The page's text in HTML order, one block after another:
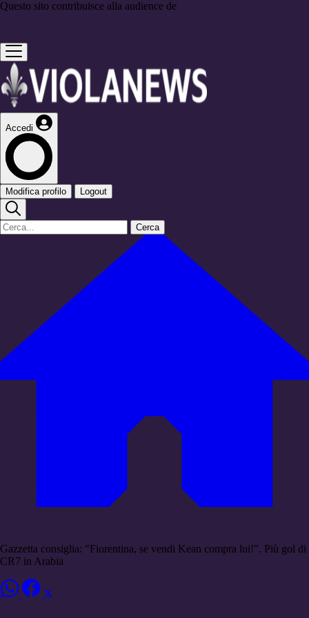
Questo sito contribuisce alla audience de
Accedi
Modifica profilo Logout
Cerca
Gazzetta consiglia: "Fiorentina, se vendi Kean compra lui!". Più gol di
CR7 in Arabia